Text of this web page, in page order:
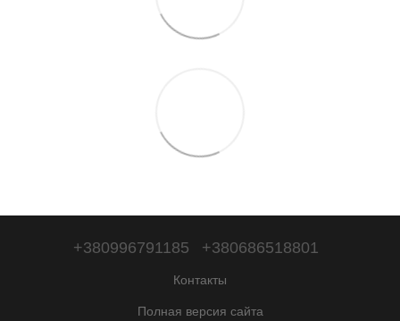
+380996791185 +380686518801
Контакты
Полная версия сайта